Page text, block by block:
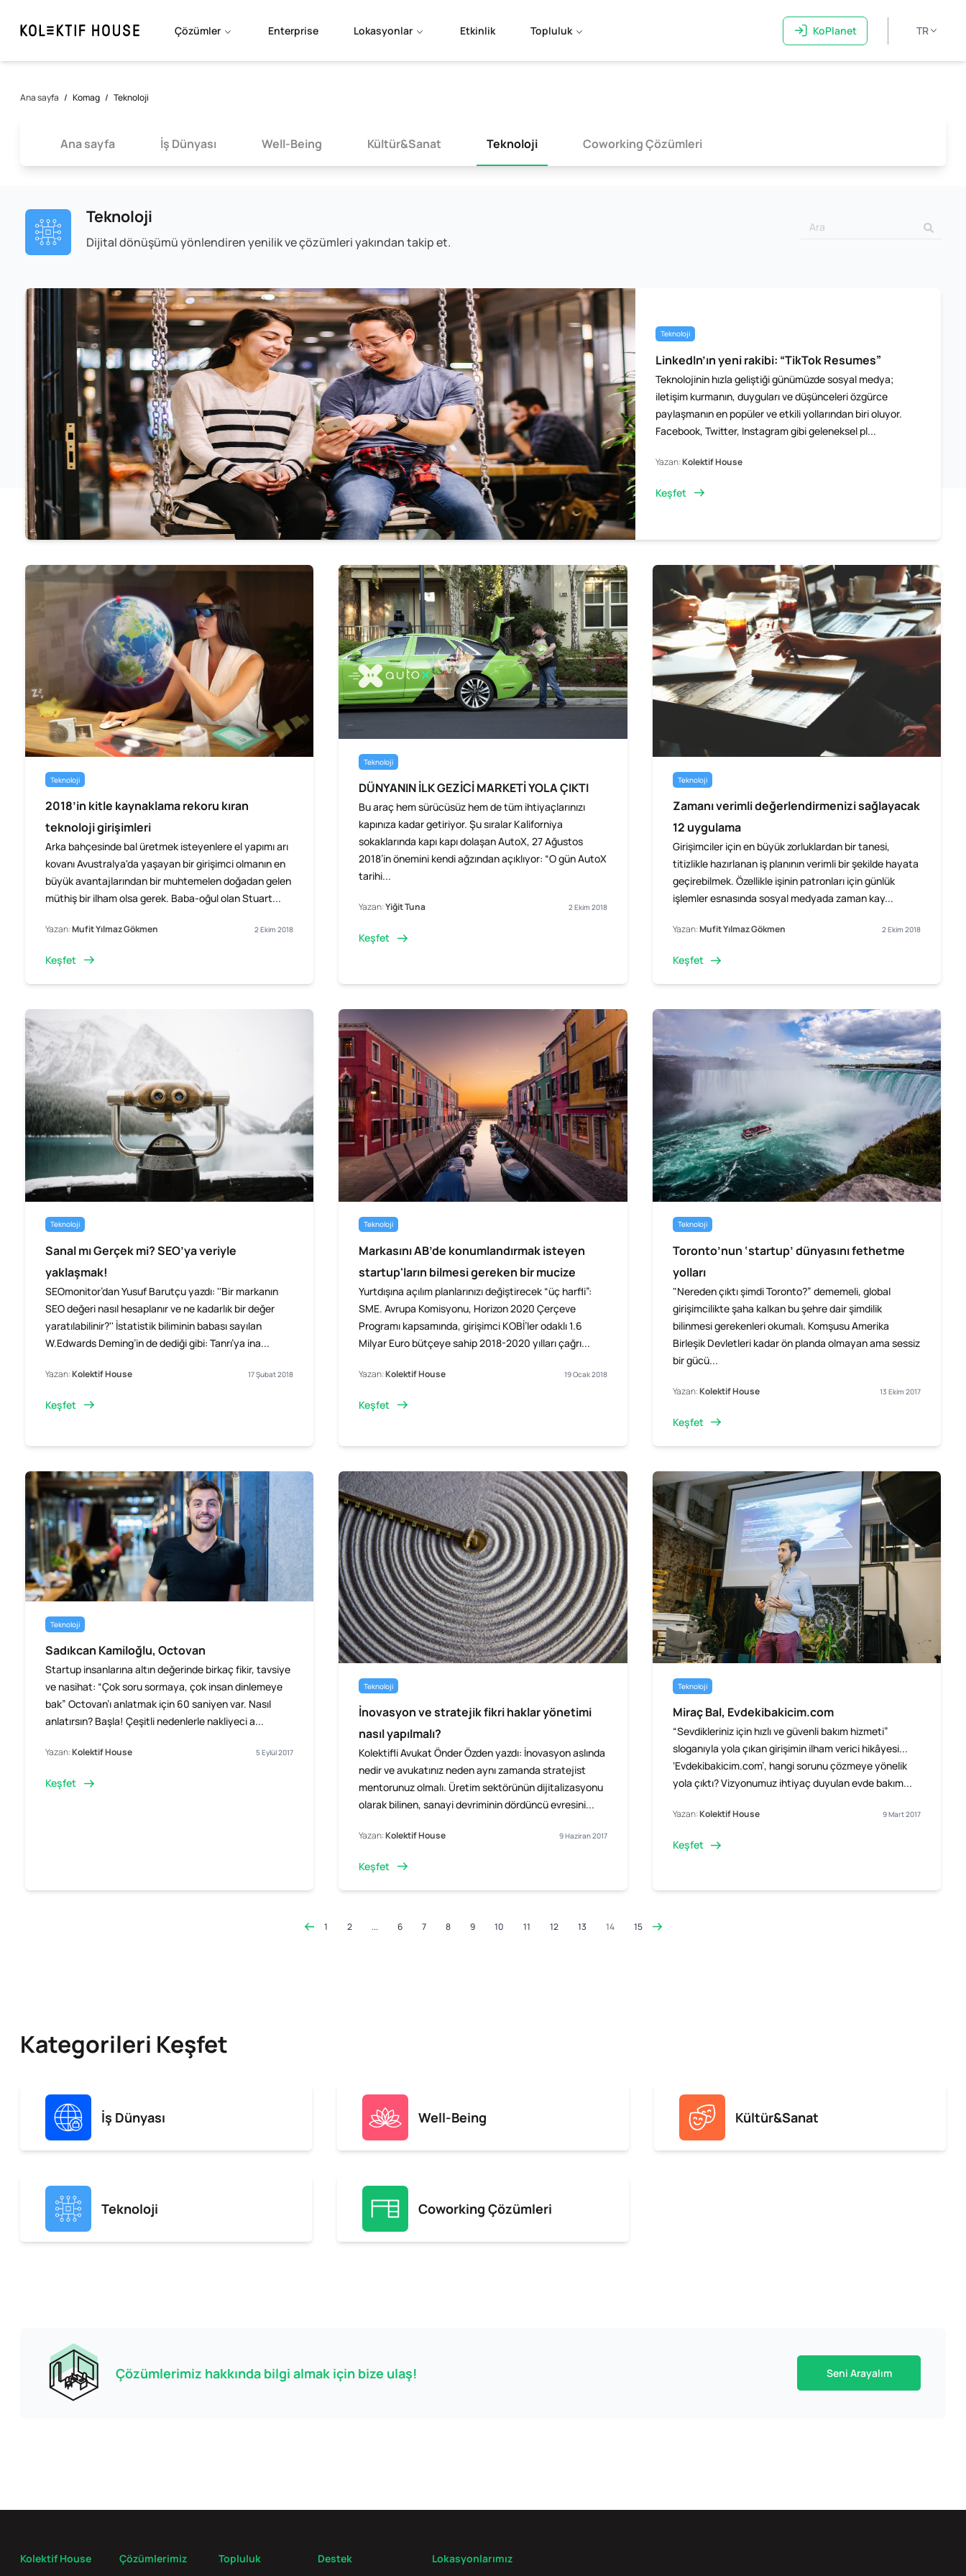
Çözümler Enterprise Lokasyonlar Etkinlik Topluluk KoPlanet TR
Ana sayfa / Komag / Teknoloji
Ana sayfa İş Dünyası Well-Being Kültür&Sanat Teknoloji Coworking Çözümleri
Teknoloji
Dijital dönüşümü yönlendiren yenilik ve çözümleri yakından takip et.
Teknoloji
LinkedIn’ın yeni rakibi: “TikTok Resumes”
Teknolojinin hızla geliştiği günümüzde sosyal medya;
iletişim kurmanın, duyguları ve düşünceleri özgürce
paylaşmanın en popüler ve etkili yollarından biri oluyor.
Facebook, Twitter, Instagram gibi geleneksel pl...
Yazan:Kolektif House
Keşfet
Teknoloji
2018’in kitle kaynaklama rekoru kıran
teknoloji girişimleri
Arka bahçesinde bal üretmek isteyenlere el yapımı arı
kovanı Avustralya'da yaşayan bir girişimci olmanın en
büyük avantajlarından bir muhtemelen doğadan gelen
müthiş bir ilham olsa gerek. Baba-oğul olan Stuart...
Yazan:Mufit Yılmaz Gökmen 2 Ekim 2018
Keşfet
Teknoloji
DÜNYANIN İLK GEZİCİ MARKETİ YOLA ÇIKTI
Bu araç hem sürücüsüz hem de tüm ihtiyaçlarınızı
kapınıza kadar getiriyor. Şu sıralar Kaliforniya
sokaklarında kapı kapı dolaşan AutoX, 27 Ağustos
2018’in önemini kendi ağzından açıklıyor: “O gün AutoX
tarihi...
Yazan:Yiğit Tuna 2 Ekim 2018
Keşfet
Teknoloji
Zamanı verimli değerlendirmenizi sağlayacak
12 uygulama
Girişimciler için en büyük zorluklardan bir tanesi,
titizlikle hazırlanan iş planının verimli bir şekilde hayata
geçirebilmek. Özellikle işinin patronları için günlük
işlemler esnasında sosyal medyada zaman kay...
Yazan:Mufit Yılmaz Gökmen 2 Ekim 2018
Keşfet
Teknoloji
Sanal mı Gerçek mi? SEO’ya veriyle
yaklaşmak!
SEOmonitor’dan Yusuf Barutçu yazdı: ''Bir markanın
SEO değeri nasıl hesaplanır ve ne kadarlık bir değer
yaratılabilinir?'' İstatistik biliminin babası sayılan
W.Edwards Deming’in de dediği gibi: Tanrı’ya ina...
Yazan:Kolektif House 17 Şubat 2018
Keşfet
Teknoloji
Markasını AB’de konumlandırmak isteyen
startup'ların bilmesi gereken bir mucize
Yurtdışına açılım planlarınızı değiştirecek “üç harfli”:
SME. Avrupa Komisyonu, Horizon 2020 Çerçeve
Programı kapsamında, girişimci KOBİ’ler odaklı 1.6
Milyar Euro bütçeye sahip 2018-2020 yılları çağrı...
Yazan:Kolektif House 19 Ocak 2018
Keşfet
Teknoloji
Toronto’nun ‘startup’ dünyasını fethetme
yolları
"Nereden çıktı şimdi Toronto?” dememeli, global
girişimcilikte şaha kalkan bu şehre dair şimdilik
bilinmesi gerekenleri okumalı. Komşusu Amerika
Birleşik Devletleri kadar ön planda olmayan ama sessiz
bir gücü...
Yazan:Kolektif House 13 Ekim 2017
Keşfet
Teknoloji
Sadıkcan Kamiloğlu, Octovan
Startup insanlarına altın değerinde birkaç fikir, tavsiye
ve nasihat: “Çok soru sormaya, çok insan dinlemeye
bak” Octovan’ı anlatmak için 60 saniyen var. Nasıl
anlatırsın? Başla! Çeşitli nedenlerle nakliyeci a...
Yazan:Kolektif House 5 Eylül 2017
Keşfet
Teknoloji
İnovasyon ve stratejik fikri haklar yönetimi
nasıl yapılmalı?
Kolektifli Avukat Önder Özden yazdı: İnovasyon aslında
nedir ve avukatınız neden aynı zamanda stratejist
mentorunuz olmalı. Üretim sektörünün dijitalizasyonu
olarak bilinen, sanayi devriminin dördüncü evresini...
Yazan:Kolektif House 9 Haziran 2017
Keşfet
Teknoloji
Miraç Bal, Evdekibakicim.com
“Sevdikleriniz için hızlı ve güvenli bakım hizmeti”
sloganıyla yola çıkan girişimin ilham verici hikâyesi...
‘Evdekibakicim.com’, hangi sorunu çözmeye yönelik
yola çıktı? Vizyonumuz ihtiyaç duyulan evde bakım...
Yazan:Kolektif House 9 Mart 2017
Keşfet
1 2 ... 6 7 8 9 10 11 12 13 14 15
Kategorileri Keşfet
İş Dünyası Well-Being Kültür&Sanat
Teknoloji Coworking Çözümleri
Çözümlerimiz hakkında bilgi almak için bize ulaş! Seni Arayalım
Kolektif House Çözümlerimiz Topluluk Destek Lokasyonlarımız